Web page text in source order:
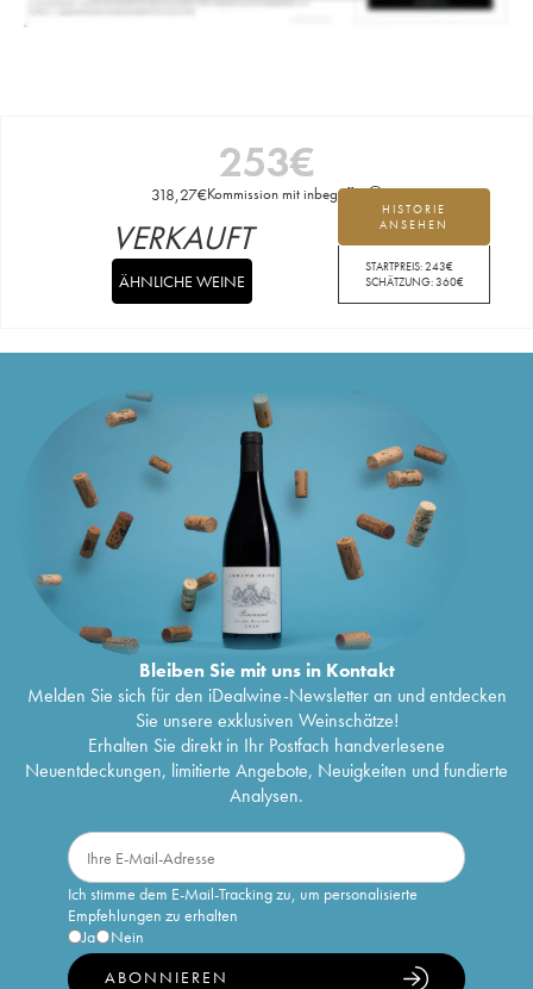
253€
318,27€Kommission mit inbegriffen
HISTORIE
ANSEHEN
STARTPREIS:243€
SCHÄTZUNG:360€
VERKAUFT
ÄHNLICHE WEINE
Bleiben Sie mit uns in Kontakt
Melden Sie sich für den iDealwine-Newsletter an und entdecken
Sie unsere exklusiven Weinschätze!
Erhalten Sie direkt in Ihr Postfach handverlesene
Neuentdeckungen, limitierte Angebote, Neuigkeiten und fundierte
Analysen.
Ich stimme dem E-Mail-Tracking zu, um personalisierte
Empfehlungen zu erhalten
Ja
Nein
ABONNIEREN